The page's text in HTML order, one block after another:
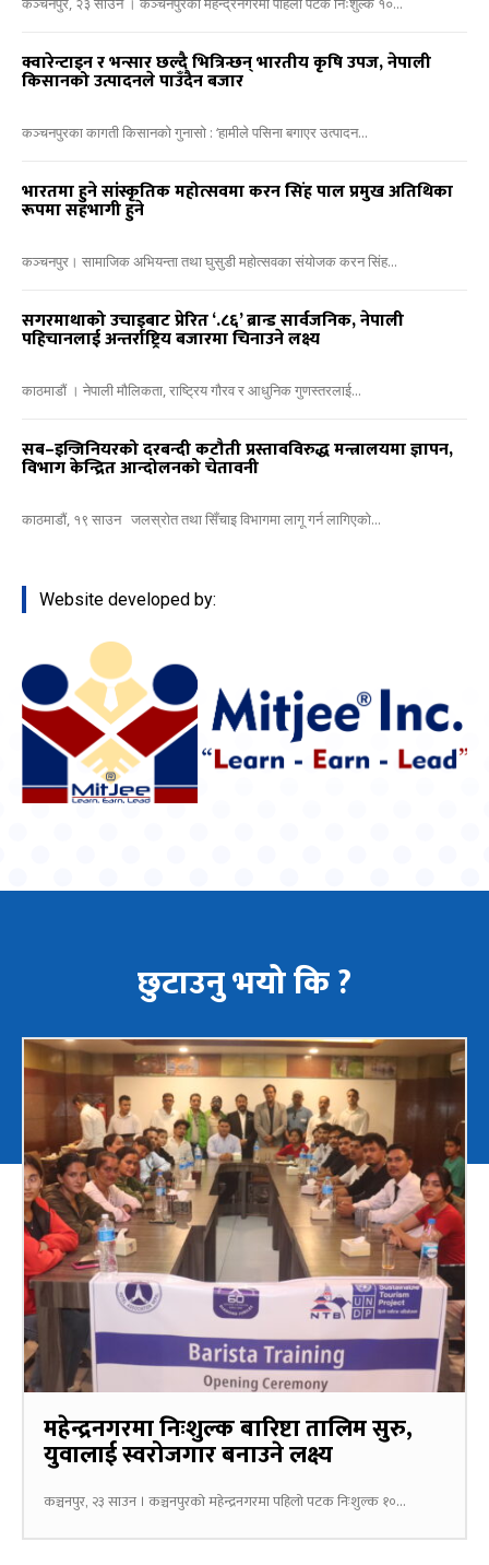
क्वारेन्टाइन र भन्सार छल्दै भित्रिन्छन् भारतीय कृषि उपज, नेपाली
किसानको उत्पादनले पाउँदैन बजार
कञ्चनपुरका कागती किसानको गुनासो : ‘हामीले पसिना बगाएर उत्पादन...
भारतमा हुने सांस्कृतिक महोत्सवमा करन सिंह पाल प्रमुख अतिथिका
रूपमा सहभागी हुने
कञ्चनपुर। सामाजिक अभियन्ता तथा घुसुडी महोत्सवका संयोजक करन सिंह...
सगरमाथाको उचाइबाट प्रेरित ‘.८६’ ब्रान्ड सार्वजनिक, नेपाली
पहिचानलाई अन्तर्राष्ट्रिय बजारमा चिनाउने लक्ष्य
काठमाडौं । नेपाली मौलिकता, राष्ट्रिय गौरव र आधुनिक गुणस्तरलाई...
सब–इन्जिनियरको दरबन्दी कटौती प्रस्तावविरुद्ध मन्त्रालयमा ज्ञापन,
विभाग केन्द्रित आन्दोलनको चेतावनी
काठमाडौं, १९ साउन जलस्रोत तथा सिँचाइ विभागमा लागू गर्न लागिएको...
Website developed by:
छुटाउनु भयो कि ?
महेन्द्रनगरमा निःशुल्क बारिष्टा तालिम सुरु,
युवालाई स्वरोजगार बनाउने लक्ष्य
कञ्चनपुर, २३ साउन । कञ्चनपुरको महेन्द्रनगरमा पहिलो पटक निःशुल्क १०...